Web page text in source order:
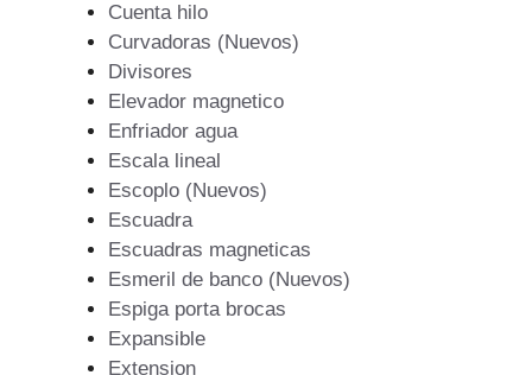
Cuenta hilo
Curvadoras (Nuevos)
Divisores
Elevador magnetico
Enfriador agua
Escala lineal
Escoplo (Nuevos)
Escuadra
Escuadras magneticas
Esmeril de banco (Nuevos)
Espiga porta brocas
Expansible
Extension